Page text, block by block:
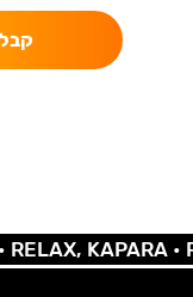
KAPARA •